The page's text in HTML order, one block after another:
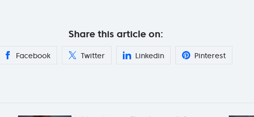
Share this article on:
Facebook Twitter Linkedin Pinterest